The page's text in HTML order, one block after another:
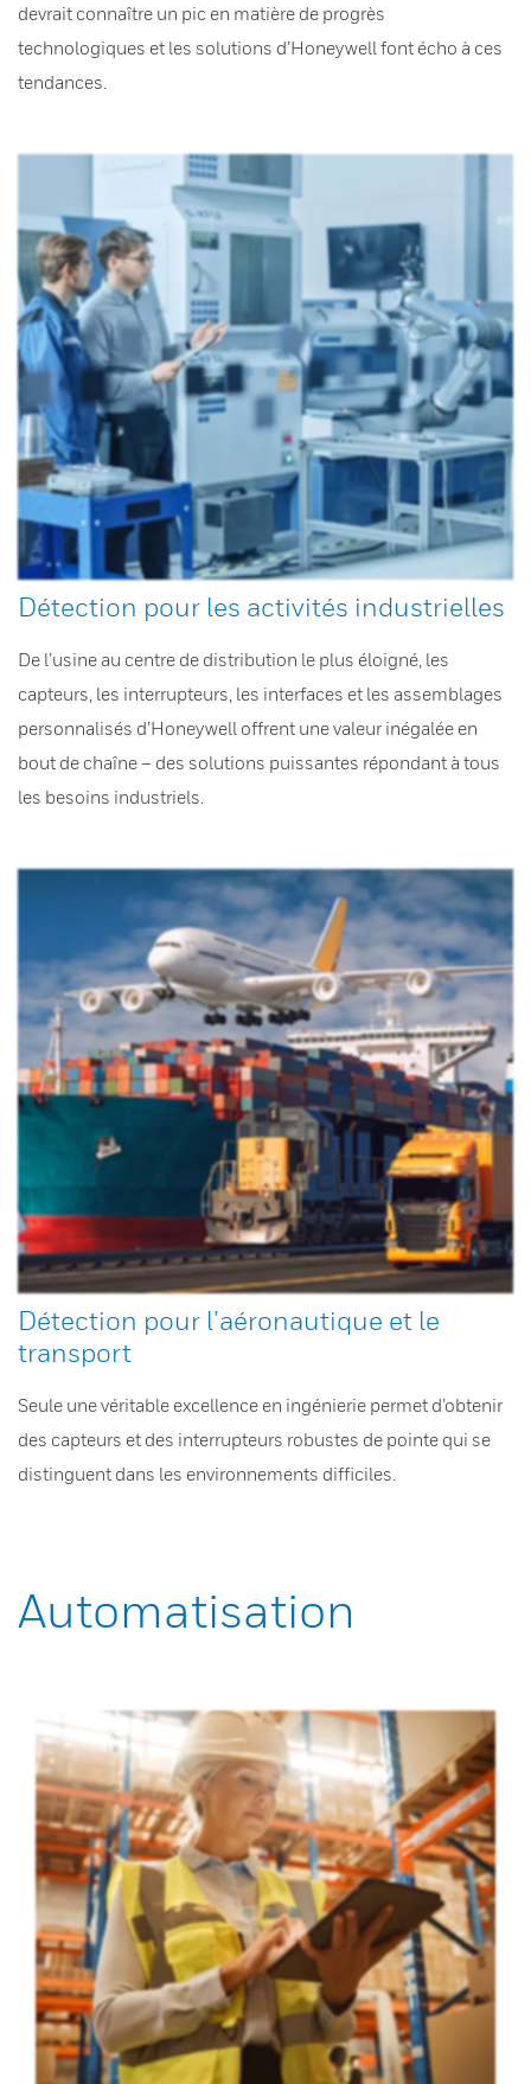
devrait connaître un pic en matière de progrès
technologiques et les solutions d’Honeywell font écho à ces
tendances.
Détection pour les activités industrielles
De l’usine au centre de distribution le plus éloigné, les
capteurs, les interrupteurs, les interfaces et les assemblages
personnalisés d’Honeywell offrent une valeur inégalée en
bout de chaîne – des solutions puissantes répondant à tous
les besoins industriels.
Détection pour l’aéronautique et le
transport
Seule une véritable excellence en ingénierie permet d’obtenir
des capteurs et des interrupteurs robustes de pointe qui se
distinguent dans les environnements difficiles.
Automatisation